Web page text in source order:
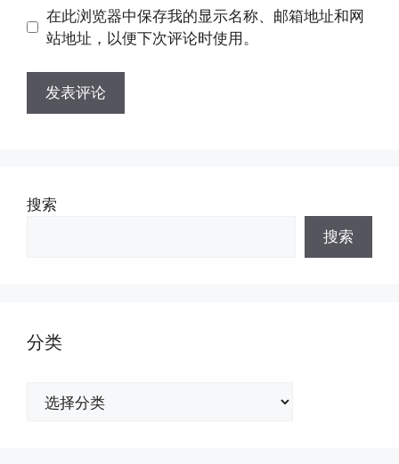
址
址
在此浏览器中保存我的显示名称、邮箱地址和网
站地址，以便下次评论时使用。
搜索
搜索
分类